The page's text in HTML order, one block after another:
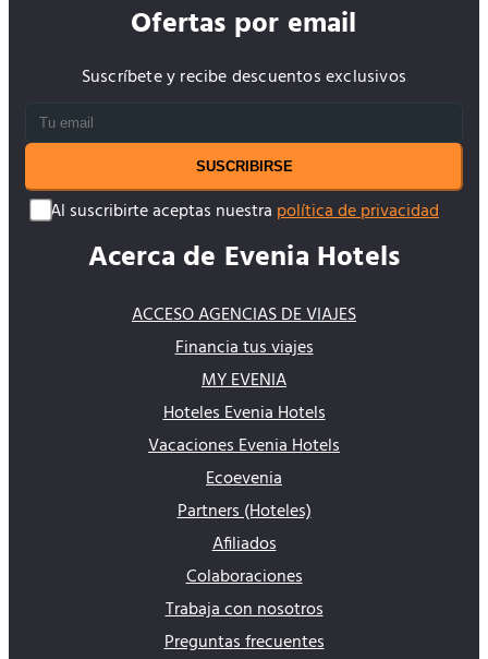
Ofertas por email
Suscríbete y recibe descuentos exclusivos
SUSCRIBIRSE
Al suscribirte aceptas nuestra política de privacidad
Acerca de Evenia Hotels
ACCESO AGENCIAS DE VIAJES
Financia tus viajes
MY EVENIA
Hoteles Evenia Hotels
Vacaciones Evenia Hotels
Ecoevenia
Partners (Hoteles)
Afiliados
Colaboraciones
Trabaja con nosotros
Preguntas frecuentes